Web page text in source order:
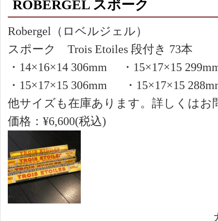
ROBERGEL スポーク
Robergel（ロベルジェル）
スポーク Trois Etoiles 段付き 73本
・14×16×14 306mm ・15×17×15
・15×17×15 306mm ・15×17×15
他サイズも在庫あります。詳しくはお
価格：¥6,600(税込)